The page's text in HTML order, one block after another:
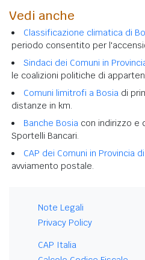
Vedi anche
Classificazione climatica di
periodo consentito per
Sindaci dei Comuni in
le coalizioni politiche di
Comuni limitrofi a Bosia di
distanze in km.
Banche Bosia con indirizzo e
Sportelli Bancari.
CAP dei Comuni in Provincia
avviamento postale.
Note Legali
Privacy Policy
CAP Italia